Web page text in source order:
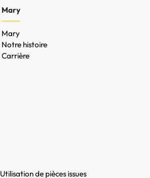
Mary
Mary
Notre histoire
Carrière
Utilisation de pièces issues